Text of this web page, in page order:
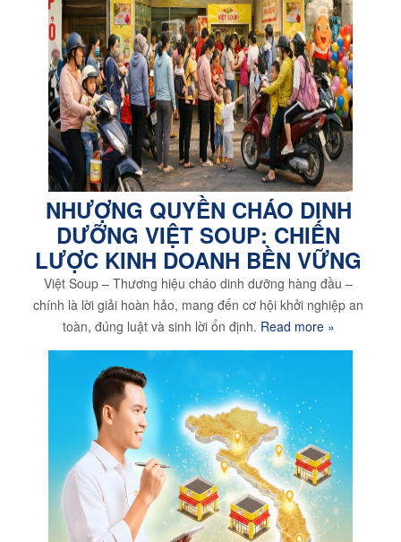
NHƯỢNG QUYỀN CHÁO DINH
DƯỠNG VIỆT SOUP: CHIẾN
LƯỢC KINH DOANH BỀN VỮNG
Việt Soup – Thương hiệu cháo dinh dưỡng hàng đầu –
chính là lời giải hoàn hảo, mang đến cơ hội khởi nghiệp an
toàn, đúng luật và sinh lời ổn định. Read more »